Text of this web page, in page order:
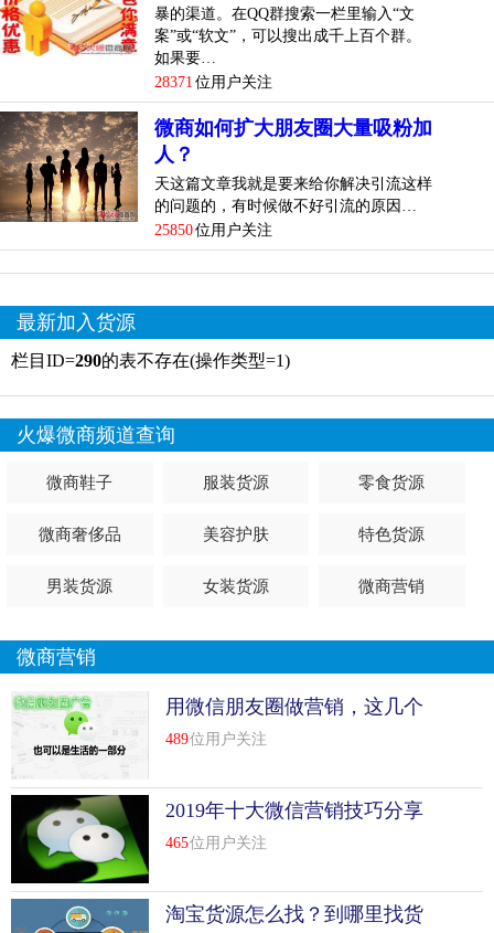
暴的渠道。在QQ群搜索一栏里输入“文
案”或“软文”，可以搜出成千上百个群。
如果要…
28371 位用户关注
微商如何扩大朋友圈大量吸粉加
人？
天这篇文章我就是要来给你解决引流这样
的问题的，有时候做不好引流的原因…
25850位用户关注
最新加入货源
栏目ID=290的表不存在(操作类型=1)
火爆微商频道查询
微商鞋子 服装货源 零食货源
微商奢侈品 美容护肤 特色货源
男装货源 女装货源 微商营销
微商营销
用微信朋友圈做营销，这几个
技巧一定要知道！
489位用户关注
2019年十大微信营销技巧分享
465位用户关注
淘宝货源怎么找？到哪里找货